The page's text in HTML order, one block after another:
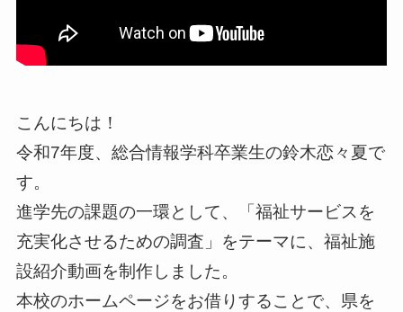
こんにちは！
令和7年度、総合情報学科卒業生の鈴木恋々夏で
す。
進学先の課題の一環として、「福祉サービスを
充実化させるための調査」をテーマに、福祉施
設紹介動画を制作しました。
本校のホームページをお借りすることで、県を